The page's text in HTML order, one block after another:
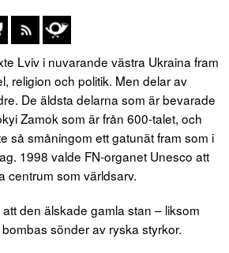
Lviv i nuvarande västra Ukraina fram
religion och politik. Men delar av
De äldsta delarna som är bevarade
Zamok som är från 600-talet, och
så småningom ett gatunät fram som i
1998 valde FN-organet Unesco att
centrum som världsarv.
den älskade gamla stan – liksom
sönder av ryska styrkor.